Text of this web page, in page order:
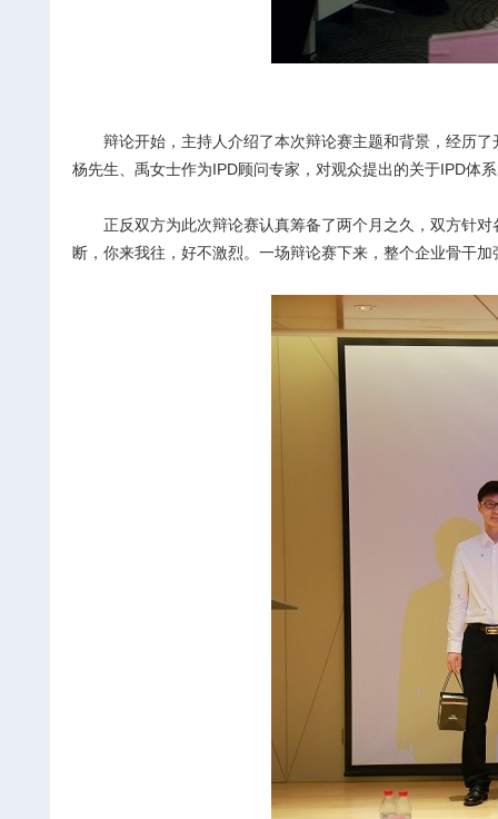
辩论开始，主持人介绍了本次辩论赛主题和背景，经历
杨先生、禹女士作为IPD顾问专家，对观众提出的关于IPD体
正反双方为此次辩论赛认真筹备了两个月之久，双方针
断，你来我往，好不激烈。一场辩论赛下来，整个企业骨干